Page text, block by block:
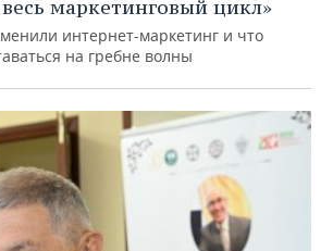
маркетинговый цикл»
интернет-маркетинг и что
на гребне волны